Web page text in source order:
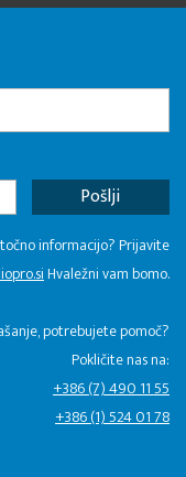
informacijo? Prijavite
Hvaležni vam bomo.
potrebujete pomoč?
Pokličite nas na:
+386 (7) 490 11 55
+386 (1) 524 01 78